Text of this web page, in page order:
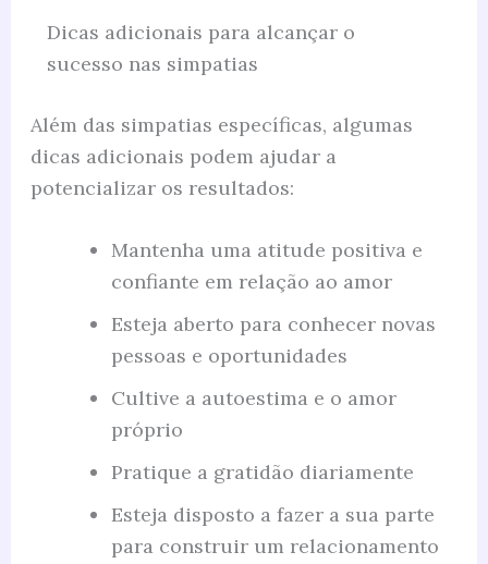
Dicas adicionais para alcançar o
sucesso nas simpatias
Além das simpatias específicas, algumas
dicas adicionais podem ajudar a
potencializar os resultados:
Mantenha uma atitude positiva e
confiante em relação ao amor
Esteja aberto para conhecer novas
pessoas e oportunidades
Cultive a autoestima e o amor
próprio
Pratique a gratidão diariamente
Esteja disposto a fazer a sua parte
para construir um relacionamento